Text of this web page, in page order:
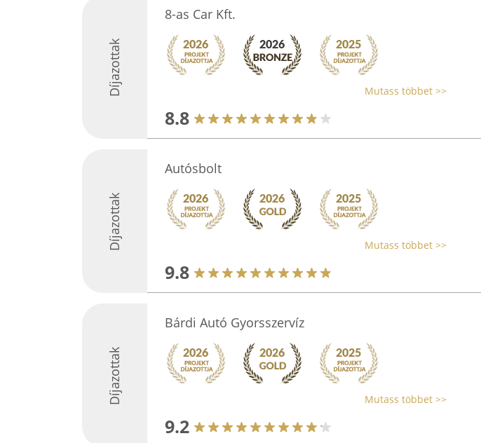
Díjazottak
8-as Car Kft.
Mutass többet >>
8.8
Díjazottak
Autósbolt
Mutass többet >>
9.8
Díjazottak
Bárdi Autó Gyorsszervíz
Mutass többet >>
9.2